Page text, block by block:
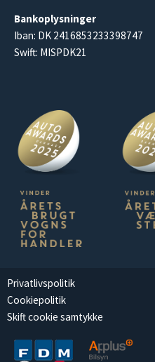
Bankoplysninger
Iban: DK 2416853233398747
Swift: MISPDK21
Privatlivspolitik
Cookiepolitik
Skift cookie samtykke